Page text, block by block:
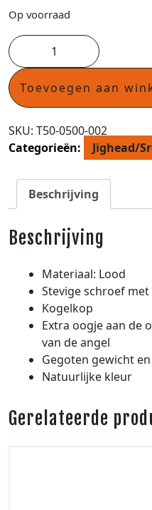
Op voorraad
Toevoegen aan
SKU: T50-0500-002
Categorieën:
Jighead/
Beschrijving
Beschrijving
Materiaal: Lood
Stevige schroef
Kogelkop
Extra oogje aan de
van de angel
Gegoten gewicht
Natuurlijke kleur
Gerelateerde